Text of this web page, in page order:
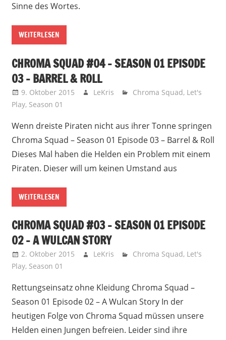
Sinne des Wortes.
WEITERLESEN
CHROMA SQUAD #04 – SEASON 01 EPISODE
03 – BARREL & ROLL
9. Oktober 2015 LeKris Chroma Squad, Let's
Play, Season 01
Wenn dreiste Piraten nicht aus ihrer Tonne springen
Chroma Squad – Season 01 Episode 03 – Barrel & Roll
Dieses Mal haben die Helden ein Problem mit einem
Piraten. Dieser will um keinen Umstand aus
WEITERLESEN
CHROMA SQUAD #03 – SEASON 01 EPISODE
02 – A WULCAN STORY
2. Oktober 2015 LeKris Chroma Squad, Let's
Play, Season 01
Rettungseinsatz ohne Kleidung Chroma Squad –
Season 01 Episode 02 – A Wulcan Story In der
heutigen Folge von Chroma Squad müssen unsere
Helden einen Jungen befreien. Leider sind ihre